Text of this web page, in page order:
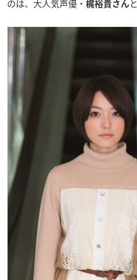
のは、大人気声優・ 梶裕貴さんと